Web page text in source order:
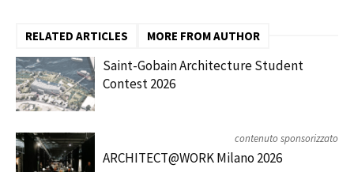
RELATED ARTICLES MORE FROM AUTHOR
Saint-Gobain Architecture Student
Contest 2026
contenuto sponsorizzato
ARCHITECT@WORK Milano 2026